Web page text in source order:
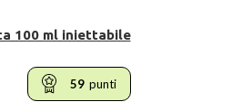
100 ml iniettabile
59 punti